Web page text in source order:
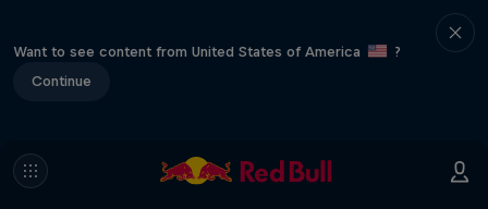
Want to see content from United States of America
?
Continue